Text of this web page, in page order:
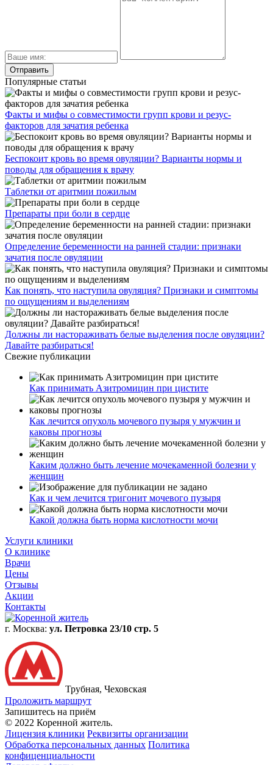
Определение беременности на ранней стадии: признаки
зачатия после овуляции
Как понять, что наступила овуляция? Признаки и симптомы
по ощущениям и выделениям
Должны ли настораживать белые выделения после овуляции?
Давайте разбираться!
Свежие публикации
Как принимать Азитромицин при цистите
Как лечится опухоль мочевого пузыря у мужчин и
каковы прогнозы
Каким должно быть лечение мочекаменной болезни у
женщин
Как и чем лечится тригонит мочевого пузыря
Какой должна быть норма кислотности мочи
Услуги клиники
О клинике
Врачи
Цены
Отзывы
Акции
Контакты
г. Москва: ул. Петровка 23/10 стр. 5
Трубная, Чеховская
Проложить маршрут
Запишитесь на приём
Лицензия клиники
Обработка персональных данных
конфиценциальности
Договор оферты